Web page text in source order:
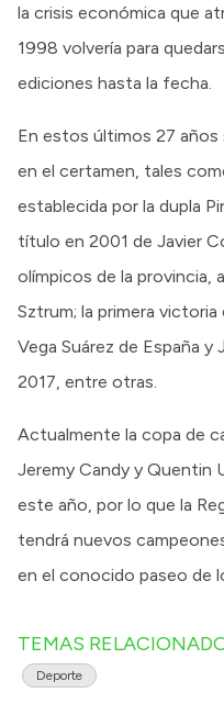
la crisis económica que
1998 volvería para
ediciones hasta la fecha.
En estos últimos 27
en el certamen, tales
establecida por la dupla
título en 2001 de Javier
olímpicos de la provincia,
Sztrum; la primera
Vega Suárez de España
2017, entre otras.
Actualmente la copa de
Jeremy Candy y Quentin
este año, por lo que la
tendrá nuevos
en el conocido paseo de
TEMAS
Deporte